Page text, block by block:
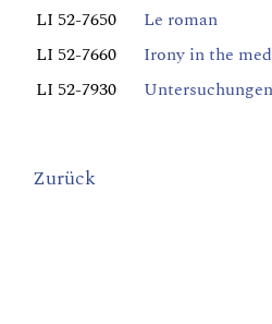
LI 52-7650
Le roman
LI 52-7660
Irony in the
LI 52-7930
Zurück